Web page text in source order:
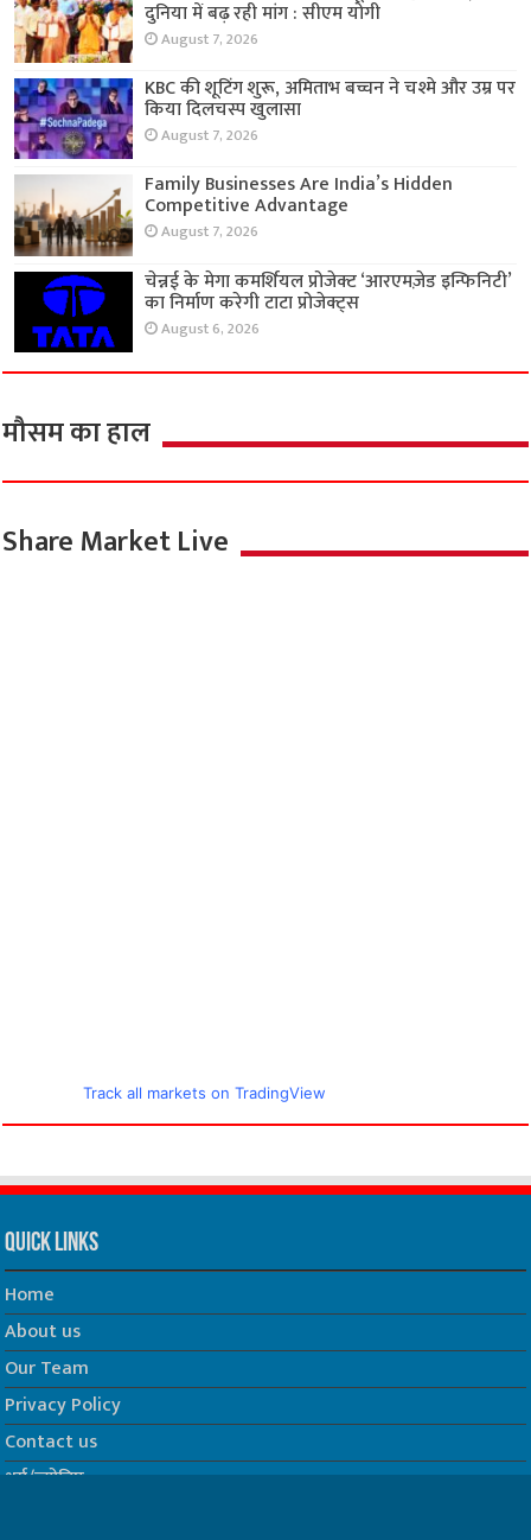
दुनिया में बढ़ रही मांग : सीएम योगी
August 7, 2026
KBC की शूटिंग शुरू, अमिताभ बच्चन ने चश्मे और उम्र पर
किया दिलचस्प खुलासा
August 7, 2026
Family Businesses Are India’s Hidden
Competitive Advantage
August 7, 2026
चेन्नई के मेगा कमर्शियल प्रोजेक्ट ‘आरएमज़ेड इन्फिनिटी’
का निर्माण करेगी टाटा प्रोजेक्ट्स
August 6, 2026
मौसम का हाल
Share Market Live
Track all markets on TradingView
Quick Links
Home
About us
Our Team
Privacy Policy
Contact us
धर्म/ज्योतिष